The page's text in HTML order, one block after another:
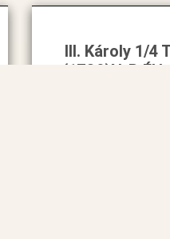
III. Károly 1/4
(1729)N-B